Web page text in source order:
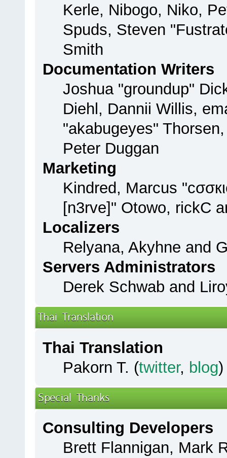
Kerle, Nibogo, Niko,
Spuds, Steven
Smith
Documentation Writers
Joshua "groundup"
Diehl, Dannii Willis,
"akabugeyes"
Peter Duggan
Marketing
Kindred, Marcus
[n3rve]" Otowo, rickC
Localizers
Relyana, Akyhne and
Servers Administrators
Derek Schwab and
Thai Translation
Thai Translation
Pakorn T. (twitter, blog)
Special Thanks
Consulting Developers
Brett Flannigan, Mark